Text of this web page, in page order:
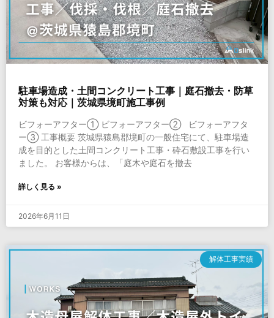
駐車場造成・土間コンクリート工事｜庭石撤去・防草
対策も対応｜茨城県境町施工事例
ビフォーアフター① ビフォーアフター② ビフォーアフタ
ー③ 工事概要 茨城県猿島郡境町の一般住宅にて、駐車場造
成を目的とした土間コンクリート工事・砕石敷設工事を行い
ました。 お客様からは、「庭木や庭石を撤去
詳しく見る »
2026年6月11日
解体工事実績